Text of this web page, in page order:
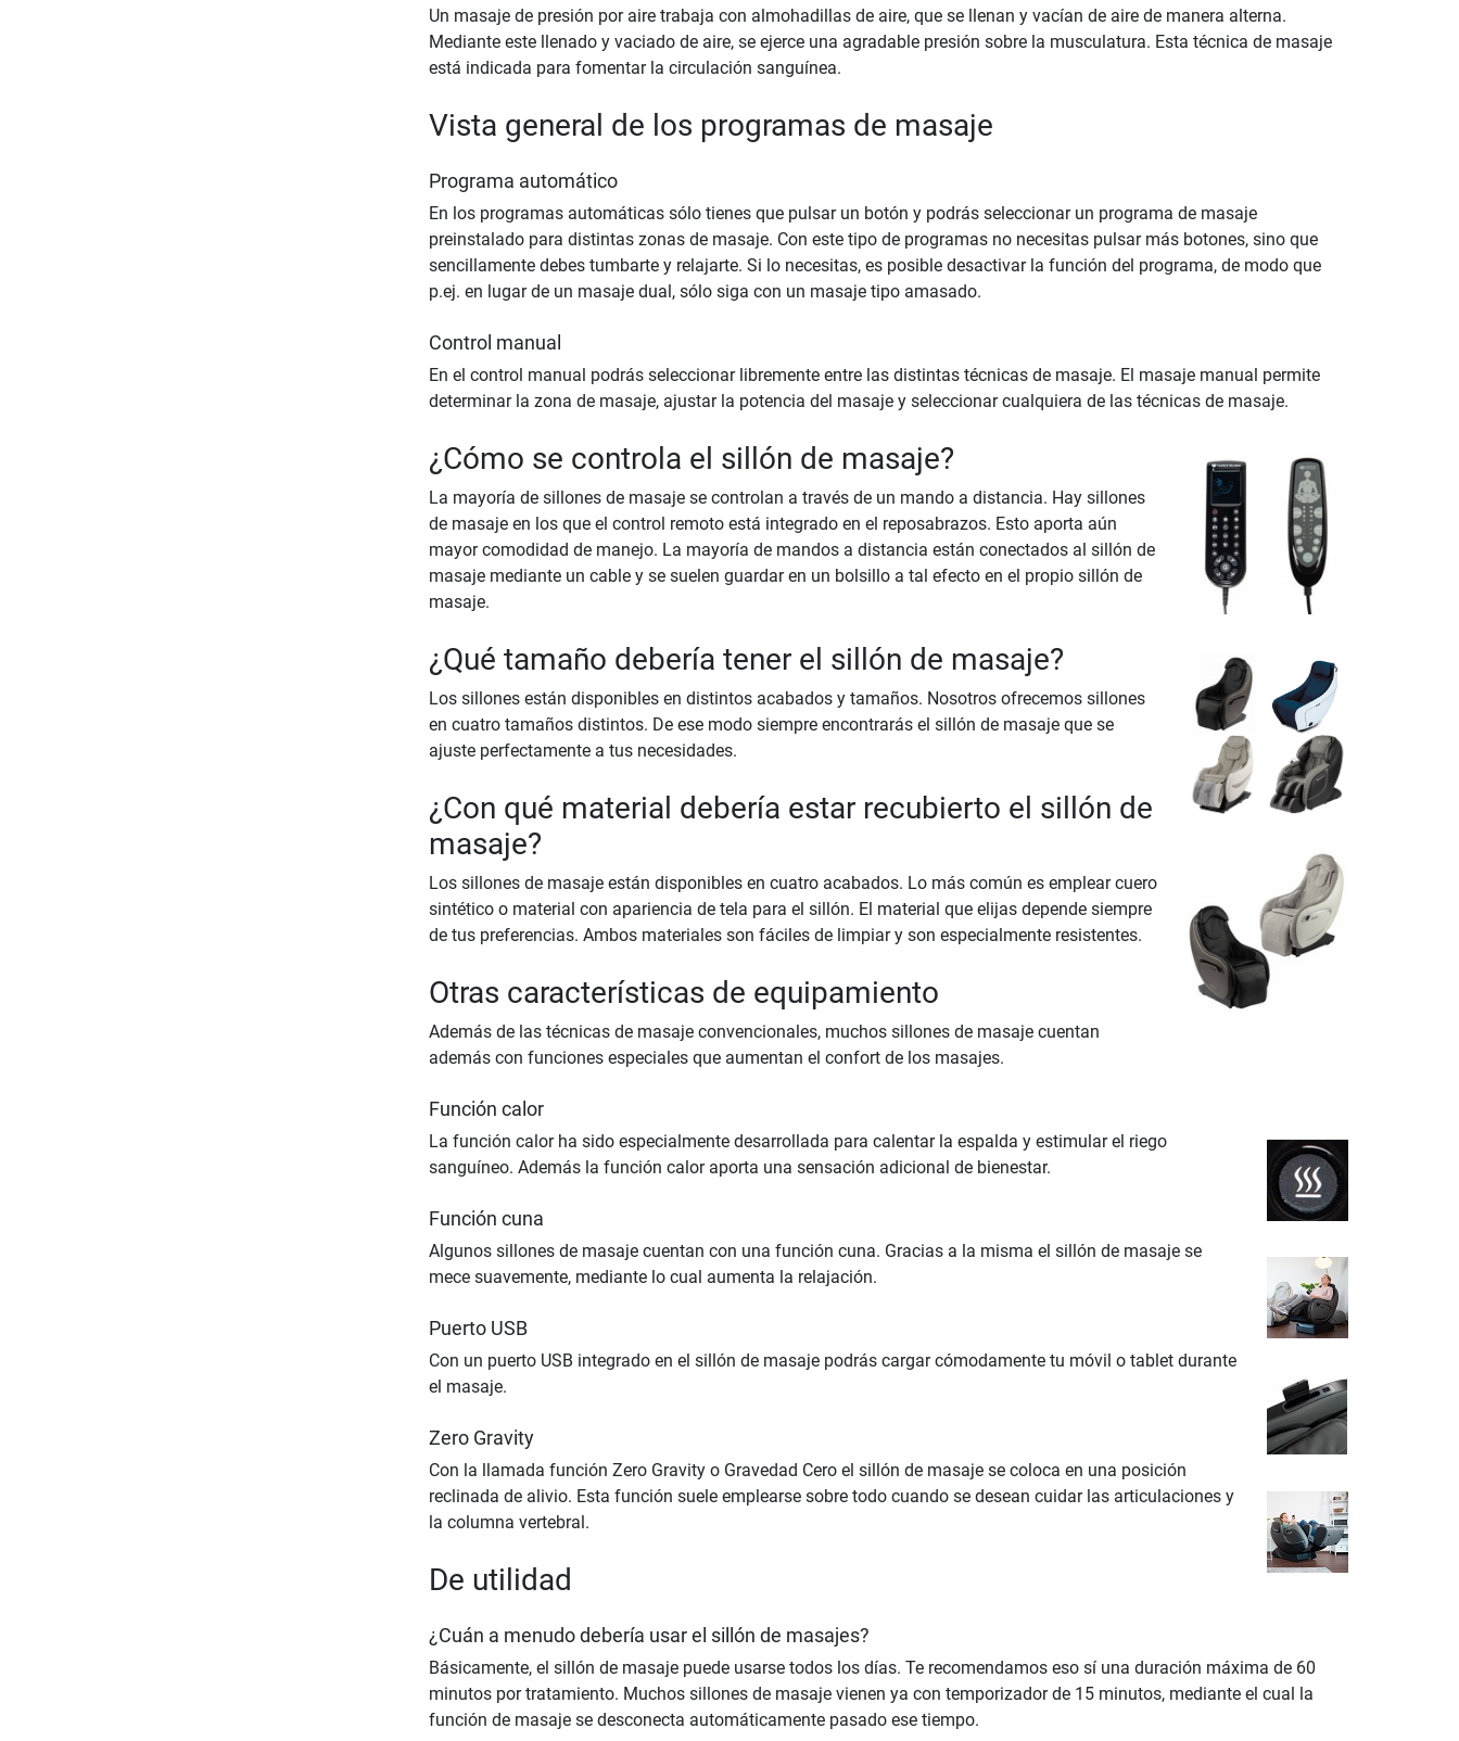
Un masaje de presión por aire trabaja con almohadillas de aire, que se llenan y vacían de aire de manera alterna.
Mediante este llenado y vaciado de aire, se ejerce una agradable presión sobre la musculatura. Esta técnica de masaje
está indicada para fomentar la circulación sanguínea.
Vista general de los programas de masaje
Programa automático
En los programas automáticas sólo tienes que pulsar un botón y podrás seleccionar un programa de masaje
preinstalado para distintas zonas de masaje. Con este tipo de programas no necesitas pulsar más botones, sino que
sencillamente debes tumbarte y relajarte. Si lo necesitas, es posible desactivar la función del programa, de modo que
p.ej. en lugar de un masaje dual, sólo siga con un masaje tipo amasado.
Control manual
En el control manual podrás seleccionar libremente entre las distintas técnicas de masaje. El masaje manual permite
determinar la zona de masaje, ajustar la potencia del masaje y seleccionar cualquiera de las técnicas de masaje.
¿Cómo se controla el sillón de masaje?
La mayoría de sillones de masaje se controlan a través de un mando a distancia. Hay sillones
de masaje en los que el control remoto está integrado en el reposabrazos. Esto aporta aún
mayor comodidad de manejo. La mayoría de mandos a distancia están conectados al sillón de
masaje mediante un cable y se suelen guardar en un bolsillo a tal efecto en el propio sillón de
masaje.
¿Qué tamaño debería tener el sillón de masaje?
Los sillones están disponibles en distintos acabados y tamaños. Nosotros ofrecemos sillones
en cuatro tamaños distintos. De ese modo siempre encontrarás el sillón de masaje que se
ajuste perfectamente a tus necesidades.
¿Con qué material debería estar recubierto el sillón de
masaje?
Los sillones de masaje están disponibles en cuatro acabados. Lo más común es emplear cuero
sintético o material con apariencia de tela para el sillón. El material que elijas depende siempre
de tus preferencias. Ambos materiales son fáciles de limpiar y son especialmente resistentes.
Otras características de equipamiento
Además de las técnicas de masaje convencionales, muchos sillones de masaje cuentan
además con funciones especiales que aumentan el confort de los masajes.
Función calor
La función calor ha sido especialmente desarrollada para calentar la espalda y estimular el riego
sanguíneo. Además la función calor aporta una sensación adicional de bienestar.
Función cuna
Algunos sillones de masaje cuentan con una función cuna. Gracias a la misma el sillón de masaje se
mece suavemente, mediante lo cual aumenta la relajación.
Puerto USB
Con un puerto USB integrado en el sillón de masaje podrás cargar cómodamente tu móvil o tablet durante
el masaje.
Zero Gravity
Con la llamada función Zero Gravity o Gravedad Cero el sillón de masaje se coloca en una posición
reclinada de alivio. Esta función suele emplearse sobre todo cuando se desean cuidar las articulaciones y
la columna vertebral.
De utilidad
¿Cuán a menudo debería usar el sillón de masajes?
Básicamente, el sillón de masaje puede usarse todos los días. Te recomendamos eso sí una duración máxima de 60
minutos por tratamiento. Muchos sillones de masaje vienen ya con temporizador de 15 minutos, mediante el cual la
función de masaje se desconecta automáticamente pasado ese tiempo.